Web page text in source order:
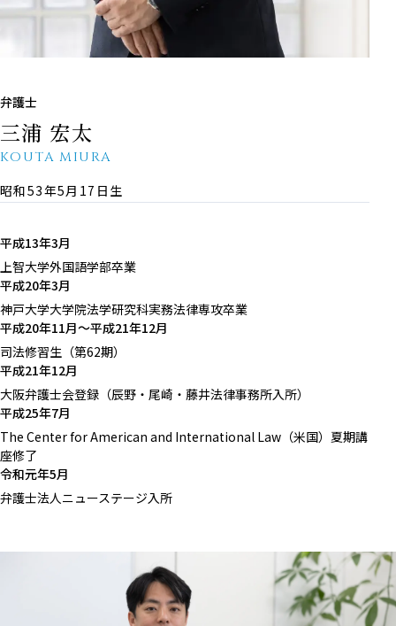
弁護士
三浦 宏太
KOUTA MIURA
昭和53年5月17日生
平成13年3月
上智大学外国語学部卒業
平成20年3月
神戸大学大学院法学研究科実務法律専攻卒業
平成20年11月〜平成21年12月
司法修習生（第62期）
平成21年12月
大阪弁護士会登録（辰野・尾崎・藤井法律事務所入所）
平成25年7月
The Center for American and International Law（米国）夏期講
座修了
令和元年5月
弁護士法人ニューステージ入所